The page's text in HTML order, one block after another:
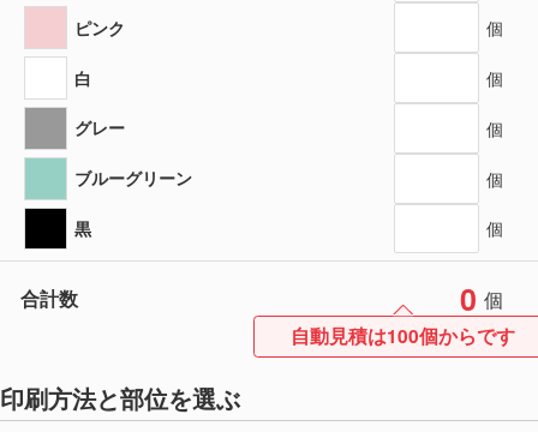
ピンク 個
白 個
グレー 個
ブルーグリーン 個
黒 個
合計数 0 個
自動見積は100個からです
印刷方法と部位を選ぶ